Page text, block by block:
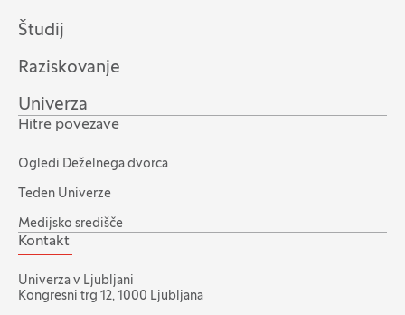
Študij
Raziskovanje
Univerza
Hitre povezave
Ogledi Deželnega dvorca
Teden Univerze
Medijsko središče
Kontakt
Univerza v Ljubljani
Kongresni trg 12, 1000 Ljubljana